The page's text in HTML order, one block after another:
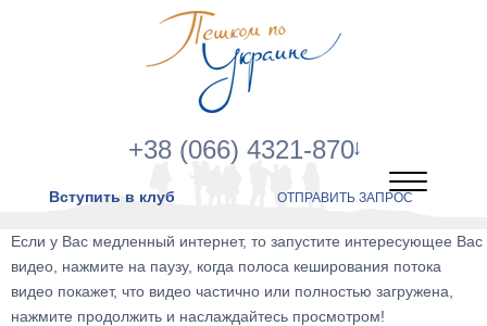
+38 (066) 4321-870
Вступить в клуб ОТПРАВИТЬ ЗАПРОС
Если у Вас медленный интернет, то запустите интересующее Вас
видео, нажмите на паузу, когда полоса кеширования потока
видео покажет, что видео частично или полностью загружена,
нажмите продолжить и наслаждайтесь просмотром!